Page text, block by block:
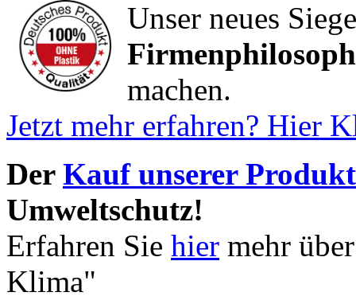
Unser neues
machen.
Jetzt mehr erfahren? Hier
Der Kauf unserer
Umweltschutz!
Erfahren Sie hier mehr
Klima"